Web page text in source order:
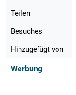
Teilen
Besuches
Hinzugefügt von
Werbung